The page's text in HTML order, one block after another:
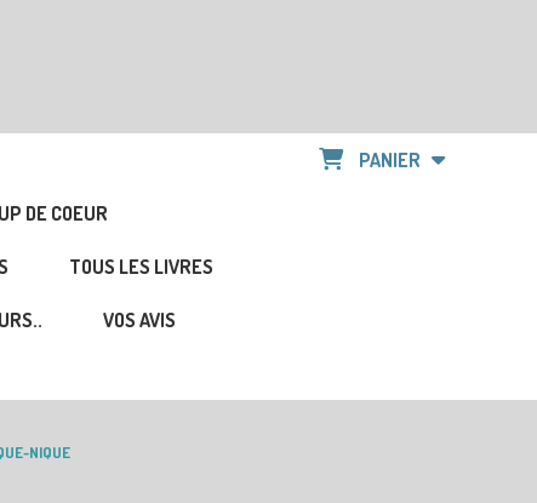
DE COEUR
TOUS LES LIVRES
VOS AVIS
PANIER
NIQUE